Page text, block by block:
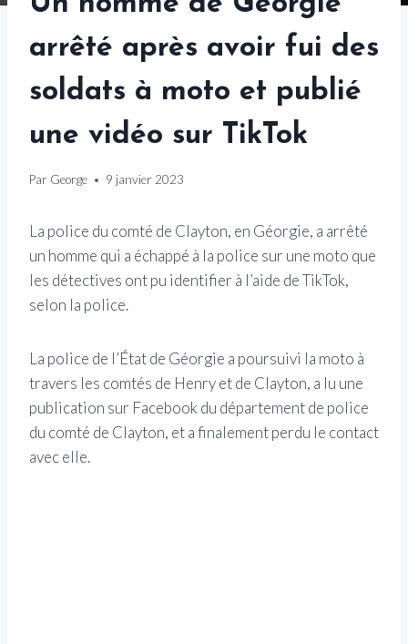
arrêté après avoir fui des
soldats à moto et publié
une vidéo sur TikTok
Par George 9 janvier 2023
La police du comté de Clayton, en Géorgie, a arrêté
un homme qui a échappé à la police sur une moto que
les détectives ont pu identifier à l’aide de TikTok,
selon la police.
La police de l’État de Géorgie a poursuivi la moto à
travers les comtés de Henry et de Clayton, a lu une
publication sur Facebook du département de police
du comté de Clayton, et a finalement perdu le contact
avec elle.